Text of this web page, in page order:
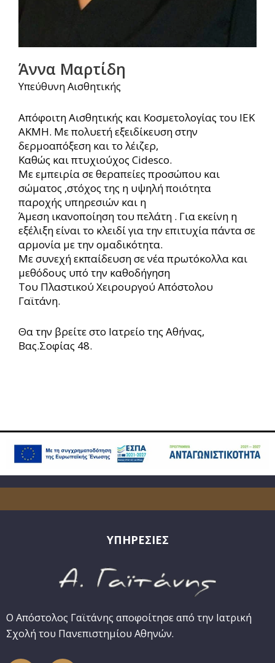
Άννα Μαρτίδη
Υπεύθυνη Αισθητικής
Απόφοιτη Αισθητικής και Κοσμετολογίας του ΙΕΚ
ΑΚΜΗ. Με πολυετή εξειδίκευση στην
δερμοαπόξεση και το λέιζερ,
Καθώς και πτυχιούχος Cidesco.
Με εμπειρία σε θεραπείες προσώπου και
σώματος ,στόχος της η υψηλή ποιότητα
παροχής υπηρεσιών και η
Άμεση ικανοποίηση του πελάτη . Για εκείνη η
εξέλιξη είναι το κλειδί για την επιτυχία πάντα σε
αρμονία με την ομαδικότητα.
Με συνεχή εκπαίδευση σε νέα πρωτόκολλα και
μεθόδους υπό την καθοδήγηση
Του Πλαστικού Χειρουργού Απόστολου
Γαϊτάνη.
Θα την βρείτε στο Ιατρείο της Αθήνας,
Βας.Σοφίας 48.
ΥΠΗΡΕΣΙΕΣ
Ο Απόστολος Γαϊτάνης αποφοίτησε από την Ιατρική
Σχολή του Πανεπιστημίου Αθηνών.